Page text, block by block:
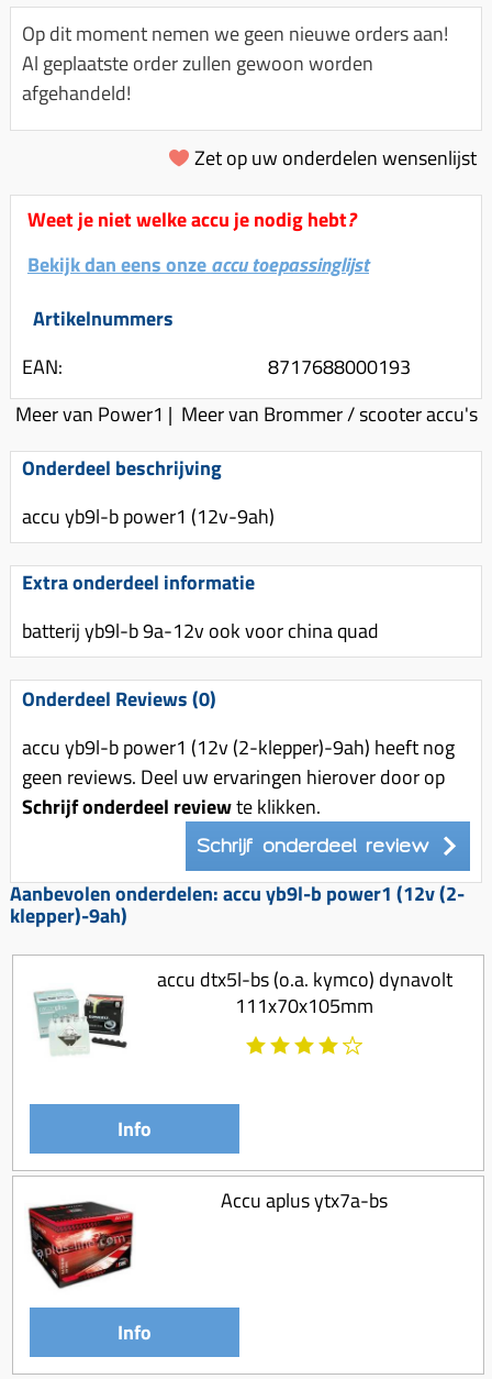
Spanningsregelaar
Toerenbegrenzer
Remlichtschakelaar
Luchtfilter (delen)
Luchtfilter deksel
Motor blokken
Membraan (delen)
Pakking (sets)
Vlotterbak pakking
Sproeiers
Spruitstuk (delen)
Uitlaten compleet
Uitlaat bocht
Radiateur (delen)
V-snaren
Variorolsets
Variateur (delen)
Variokit
Zuigers
Origineel zuigers
Tomos opvoeren (kits)
Koppeling compleet
Koppeling trekveer
Koeling (delen)
Overbrenging
Km teller kabel
Kickstart deksel
Kickstart ronsel
Schokbrekers
Spiegels
Stuurschakelaar
Stuur (delen)
Remblokken
Rem (delen)
Remgrepen en remhendels
Remhevels
Remsegmenten
Remschijven
Voorrem kabel
Voorvork
Wiel (delen)
Zadel
Standaard
Kinderzitje (scooter)
Olie-onderhoudsmiddelen
Oppakbeugel
Scooterhoezen
Crossbril
Stickers
Stuurslot
Regenkleding
Vespa accessoires
Voordragers
Windschermen
Accessoires overig
Zadel
Speednut
Op dit moment nemen we geen nieuwe orders aan!
Al geplaatste order zullen gewoon worden
afgehandeld!
Zet op uw onderdelen wensenlijst
Weet je niet welke accu je nodig hebt?
Bekijk dan eens onzeaccu toepassinglijst
Artikelnummers
EAN:
8717688000193
Meer van Power1 | Meer van Brommer / scooter accu's
Onderdeel beschrijving
accu yb9l-b power1 (12v-9ah)
Extra onderdeel informatie
batterij yb9l-b 9a-12v ook voor china quad
Onderdeel Reviews (0)
accu yb9l-b power1 (12v (2-klepper)-9ah) heeft nog
geen reviews. Deel uw ervaringen hierover door op
Schrijf onderdeel reviewte klikken.
Schrijf onderdeel review
Aanbevolen onderdelen: accu yb9l-b power1 (12v (2-
klepper)-9ah)
accu dtx5l-bs (o.a. kymco) dynavolt
111x70x105mm
Info
Accu aplus ytx7a-bs
Info